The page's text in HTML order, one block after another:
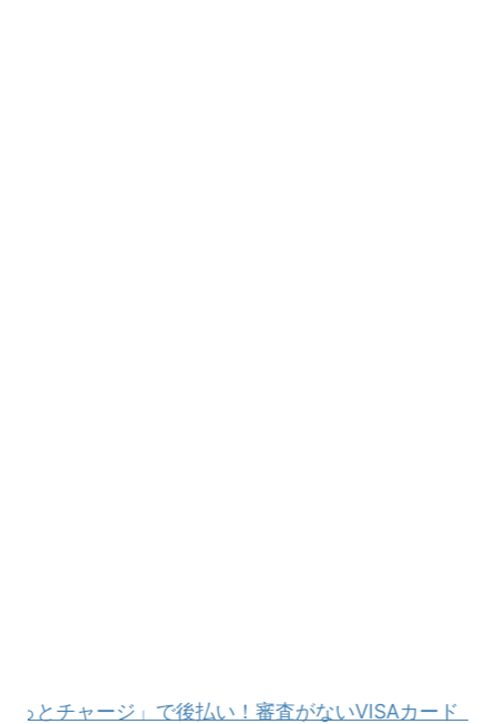
ージ」で後払い！審査がないVISAカード「バンドル